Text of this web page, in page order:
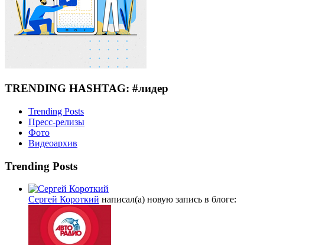
TRENDING HASHTAG: #лидер
Trending Posts
Пресс-релизы
Фото
Видеоархив
Trending Posts
Сергей Короткий написал(а) новую запись в блоге: